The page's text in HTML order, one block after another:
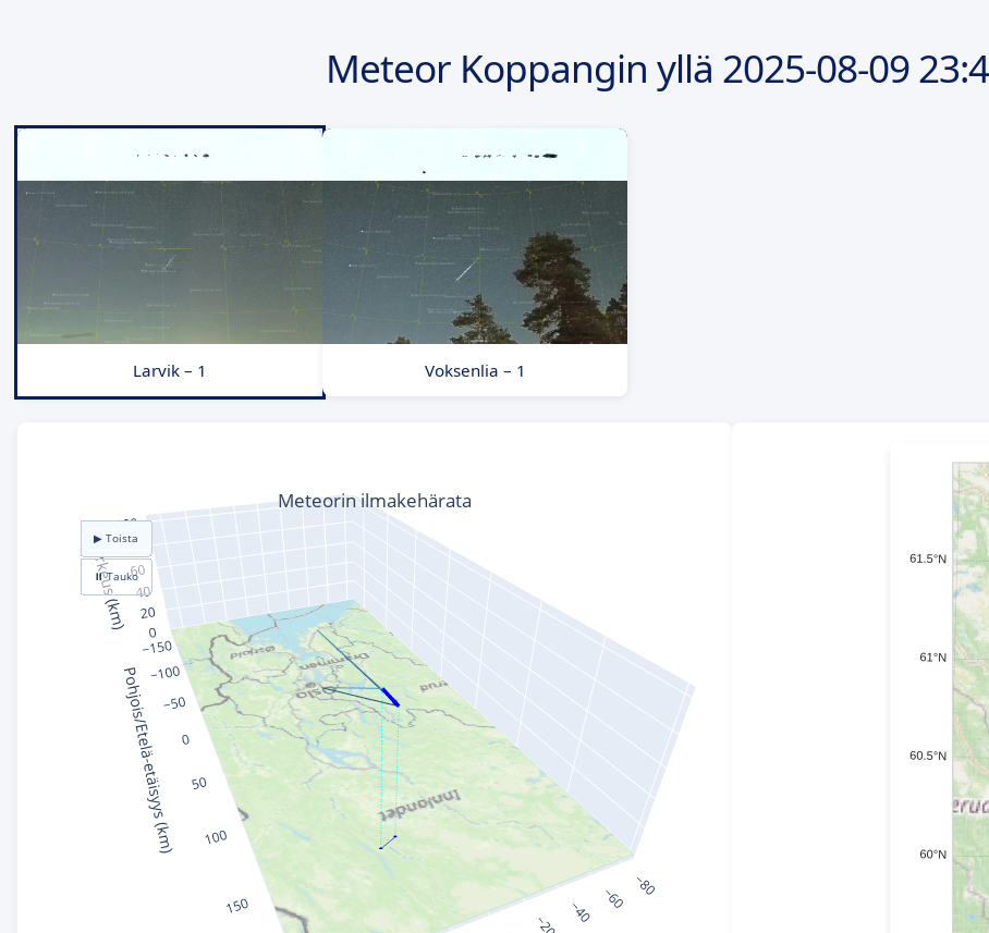
Meteor Koppangin yllä 2025-08-09
Larvik – 1 Voksenlia – 1